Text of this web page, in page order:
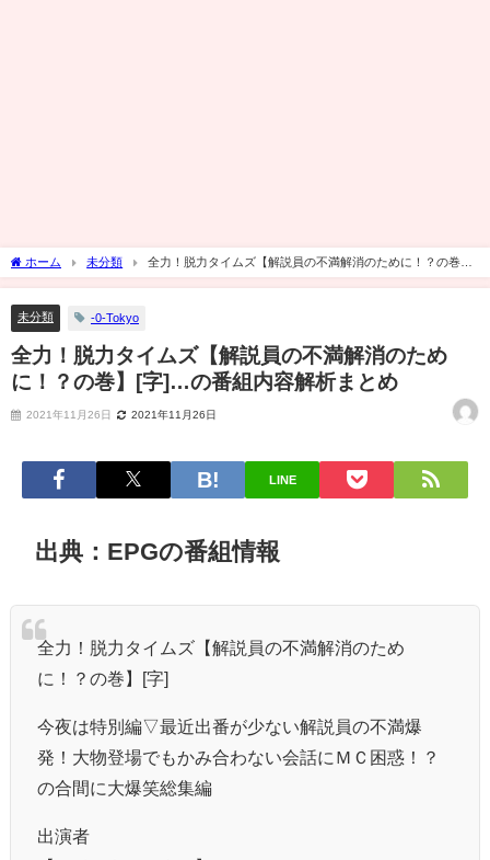
ホーム 未分類
全力！脱力タイムズ【解説員の不満解消のために！？の巻】
[字]…の番組内容解析まとめ
未分類 -0-Tokyo
全力！脱力タイムズ【解説員の不満解消のため
に！？の巻】[字]…の番組内容解析まとめ
2021年11月26日 2021年11月26日
LINE
出典：EPGの番組情報
全力！脱力タイムズ【解説員の不満解消のため
に！？の巻】[字]
今夜は特別編▽最近出番が少ない解説員の不満爆
発！大物登場でもかみ合わない会話にＭＣ困惑！？
の合間に大爆笑総集編
出演者